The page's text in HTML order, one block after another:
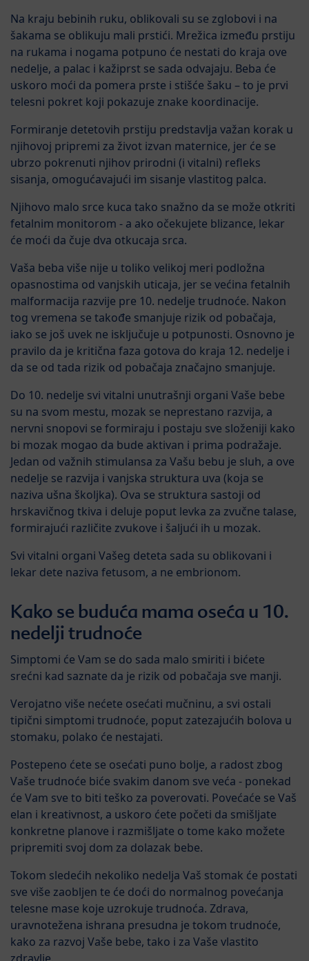
Na kraju bebinih ruku, oblikovali su se zglobovi i na
šakama se oblikuju mali prstići. Mrežica između prstiju
na rukama i nogama potpuno će nestati do kraja ove
nedelje, a palac i kažiprst se sada odvajaju. Beba će
uskoro moći da pomera prste i stišće šaku – to je prvi
telesni pokret koji pokazuje znake koordinacije.
Formiranje detetovih prstiju predstavlja važan korak u
njihovoj pripremi za život izvan maternice, jer će se
ubrzo pokrenuti njihov prirodni (i vitalni) refleks
sisanja, omogućavajući im sisanje vlastitog palca.
Njihovo malo srce kuca tako snažno da se može otkriti
fetalnim monitorom - a ako očekujete blizance, lekar
će moći da čuje dva otkucaja srca.
Vaša beba više nije u toliko velikoj meri podložna
opasnostima od vanjskih uticaja, jer se većina fetalnih
malformacija razvije pre 10. nedelje trudnoće. Nakon
tog vremena se takođe smanjuje rizik od pobačaja,
iako se još uvek ne isključuje u potpunosti. Osnovno je
pravilo da je kritična faza gotova do kraja 12. nedelje i
da se od tada rizik od pobačaja značajno smanjuje.
Do 10. nedelje svi vitalni unutrašnji organi Vaše bebe
su na svom mestu, mozak se neprestano razvija, a
nervni snopovi se formiraju i postaju sve složeniji kako
bi mozak mogao da bude aktivan i prima podražaje.
Jedan od važnih stimulansa za Vašu bebu je sluh, a ove
nedelje se razvija i vanjska struktura uva (koja se
naziva ušna školjka). Ova se struktura sastoji od
hrskavičnog tkiva i deluje poput levka za zvučne talase,
formirajući različite zvukove i šaljući ih u mozak.
Svi vitalni organi Vašeg deteta sada su oblikovani i
lekar dete naziva fetusom, a ne embrionom.
Kako se buduća mama oseća u 10.
nedelji trudnoće
Simptomi će Vam se do sada malo smiriti i bićete
srećni kad saznate da je rizik od pobačaja sve manji.
Verojatno više nećete osećati mučninu, a svi ostali
tipični simptomi trudnoće, poput zatezajućih bolova u
stomaku, polako će nestajati.
Postepeno ćete se osećati puno bolje, a radost zbog
Vaše trudnoće biće svakim danom sve veća - ponekad
će Vam sve to biti teško za poverovati. Povećaće se Vaš
elan i kreativnost, a uskoro ćete početi da smišljate
konkretne planove i razmišljate o tome kako možete
pripremiti svoj dom za dolazak bebe.
Tokom sledećih nekoliko nedelja Vaš stomak će postati
sve više zaobljen te će doći do normalnog povećanja
telesne mase koje uzrokuje trudnoća. Zdrava,
uravnotežena ishrana presudna je tokom trudnoće,
kako za razvoj Vaše bebe, tako i za Vaše vlastito